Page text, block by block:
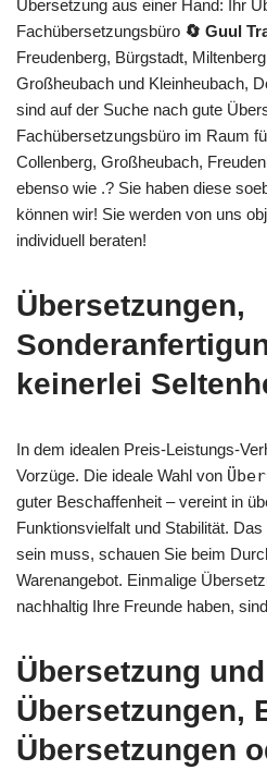
Übersetzung aus einer Hand: Ihr
Fachübersetzungsbüro 🔄 Guul
Freudenberg, Bürgstadt,
Großheubach und Kleinheubach,
sind auf der Suche nach gute
Fachübersetzungsbüro im Raum
Collenberg, Großheubach,
ebenso wie .? Sie haben diese
können wir! Sie werden von uns
individuell beraten!
Übersetzungen,
keinerlei
In dem idealen Preis-Leistungs-
Vorzüge. Die ideale Wahl von
guter Beschaffenheit – vereint in
Funktionsvielfalt und Stabilität.
sein muss, schauen Sie beim
Warenangebot. Einmalige
nachhaltig Ihre Freunde haben,
Übersetzung
Übersetzungen,
Übersetzungen